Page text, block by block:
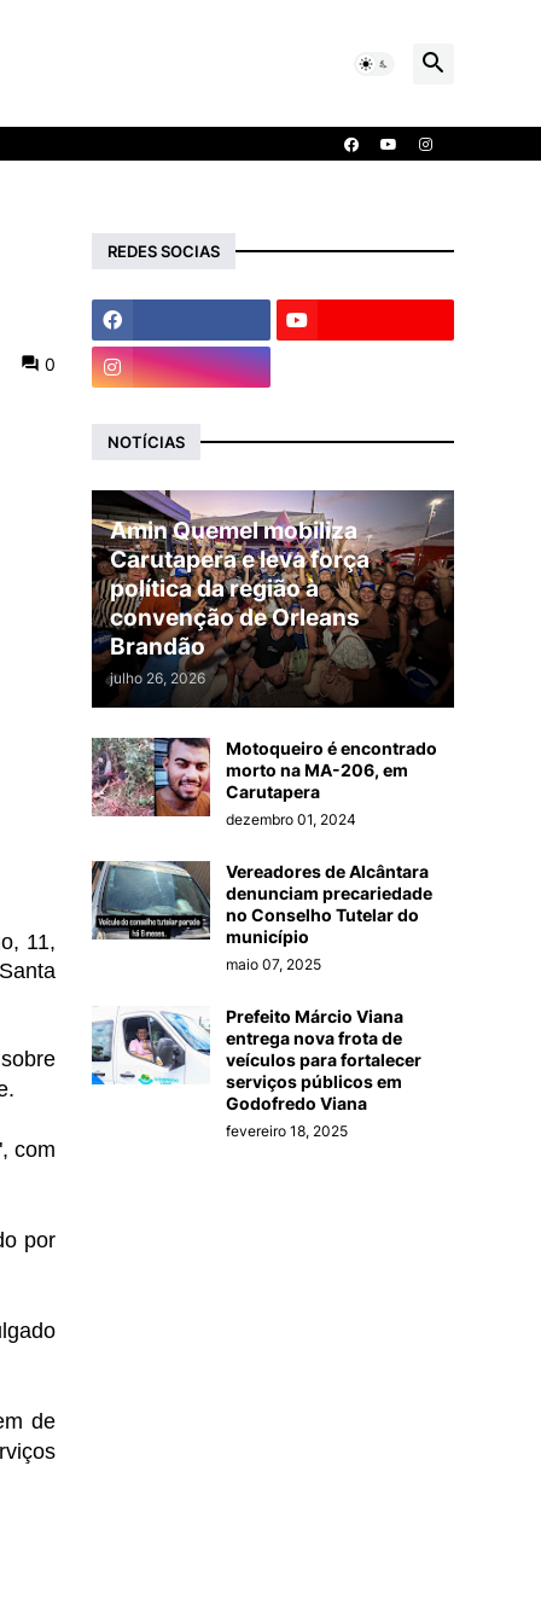
0
11,
com
por
de
REDES SOCIAS
NOTÍCIAS
Amin Quemel mobiliza
Carutapera e leva força
política da região à
convenção de Orleans
Brandão
julho 26, 2026
Motoqueiro é encontrado
morto na MA-206, em
Carutapera
dezembro 01, 2024
Vereadores de Alcântara
denunciam precariedade
no Conselho Tutelar do
município
maio 07, 2025
Prefeito Márcio Viana
entrega nova frota de
veículos para fortalecer
serviços públicos em
Godofredo Viana
fevereiro 18, 2025